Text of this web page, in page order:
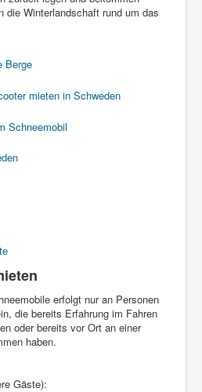
die Winterlandschaft rund um das
erfolgt nur an Personen
die bereits Erfahrung im Fahren
oder bereits vor Ort an einer
haben.
Gäste):